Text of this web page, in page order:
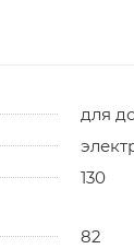
для
130
82